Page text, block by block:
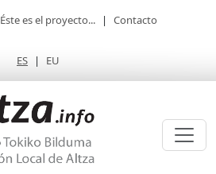
Éste es el proyecto... | Contacto
ES | EU